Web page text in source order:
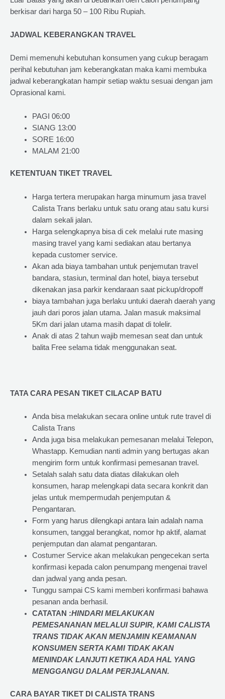
berkisar dari harga 50 – 100 Ribu Rupiah.
JADWAL KEBERANGKAN TRAVEL
Demi memenuhi kebutuhan konsumen yang cukup beragam
perihal kebutuhan jam keberangkatan maka kami membuka
jadwal keberangkatan hampir setiap waktu sesuai dengan jam
Oprasional kami.
PAGI 06:00
SIANG 13:00
SORE 16:00
MALAM 21:00
KETENTUAN TIKET TRAVEL
Harga tertera merupakan harga minumum jasa travel
Calista Trans berlaku untuk satu orang atau satu kursi
dalam sekali jalan.
Harga selengkapnya bisa di cek melalui rute masing
masing travel yang kami sediakan atau bertanya
kepada customer service.
Akan ada biaya tambahan untuk penjemutan travel
bandara, stasiun, terminal dan hotel, biaya tersebut
dikenakan jasa parkir kendaraan saat pickup/dropoff
biaya tambahan juga berlaku untuki daerah daerah yang
jauh dari poros jalan utama. Jalan masuk maksimal
5Km dari jalan utama masih dapat di tolelir.
Anak di atas 2 tahun wajib memesan seat dan untuk
balita Free selama tidak menggunakan seat.
TATA CARA PESAN TIKET CILACAP BATU
Anda bisa melakukan secara online untuk rute travel di
Calista Trans
Anda juga bisa melakukan pemesanan melalui Telepon,
Whastapp. Kemudian nanti admin yang bertugas akan
mengirim form untuk konfirmasi pemesanan travel.
Setalah salah satu data diatas dilakukan oleh
konsumen, harap melengkapi data secara konkrit dan
jelas untuk mempermudah penjemputan &
Pengantaran.
Form yang harus dilengkapi antara lain adalah nama
konsumen, tanggal berangkat, nomor hp aktif, alamat
penjemputan dan alamat pengantaran.
Costumer Service akan melakukan pengecekan serta
konfirmasi kepada calon penumpang mengenai travel
dan jadwal yang anda pesan.
Tunggu sampai CS kami memberi konfirmasi bahawa
pesanan anda berhasil.
CATATAN :HINDARI MELAKUKAN
PEMESANANAN MELALUI SUPIR, KAMICALISTA
TRANSTIDAK AKAN MENJAMINKEAMANAN
KONSUMEN SERTA KAMI TIDAK AKAN
MENINDAK LANJUTI KETIKA ADA HAL YANG
MENGGANGU DALAM PERJALANAN.
CARA BAYAR TIKET DI CALISTA TRANS